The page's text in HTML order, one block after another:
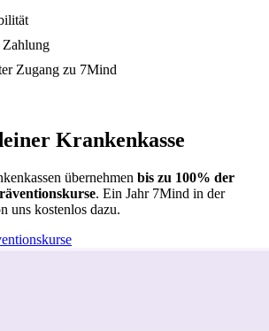
Zugang zu 7Mind
Krankenkasse
übernehmen bis zu 100% der
. Ein Jahr 7Mind in der
uns kostenlos dazu.